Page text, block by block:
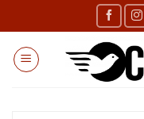
to
content